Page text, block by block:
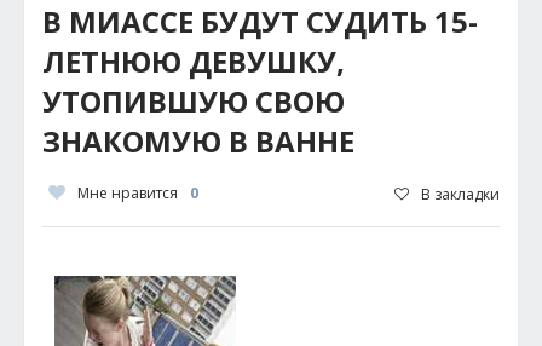
В МИАССЕ БУДУТ СУДИТЬ 15-
ЛЕТНЮЮ ДЕВУШКУ,
УТОПИВШУЮ СВОЮ
ЗНАКОМУЮ В ВАННЕ
Мне нравится 0 В закладки